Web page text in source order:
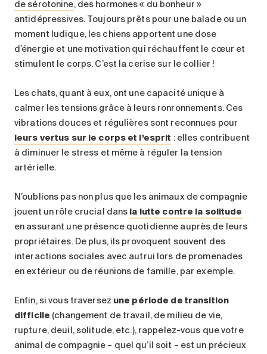
de sérotonine, des hormones « du bonheur »
antidépressives. Toujours prêts pour une balade ou un
moment ludique, les chiens apportent une dose
d’énergie et une motivation qui réchauffent le cœur et
stimulent le corps. C’est la cerise sur le collier !
Les chats, quant à eux, ont une capacité unique à
calmer les tensions grâce à leurs ronronnements. Ces
vibrations douces et régulières sont reconnues pour
leurs vertus sur le corps et l’esprit : elles contribuent
à diminuer le stress et même à réguler la tension
artérielle.
N’oublions pas non plus que les animaux de compagnie
jouent un rôle crucial dans la lutte contre la solitude
en assurant une présence quotidienne auprès de leurs
propriétaires. De plus, ils provoquent souvent des
interactions sociales avec autrui lors de promenades
en extérieur ou de réunions de famille, par exemple.
Enfin, si vous traversez une période de transition
difficile (changement de travail, de milieu de vie,
rupture, deuil, solitude, etc.), rappelez-vous que votre
animal de compagnie – quel qu’il soit – est un précieux